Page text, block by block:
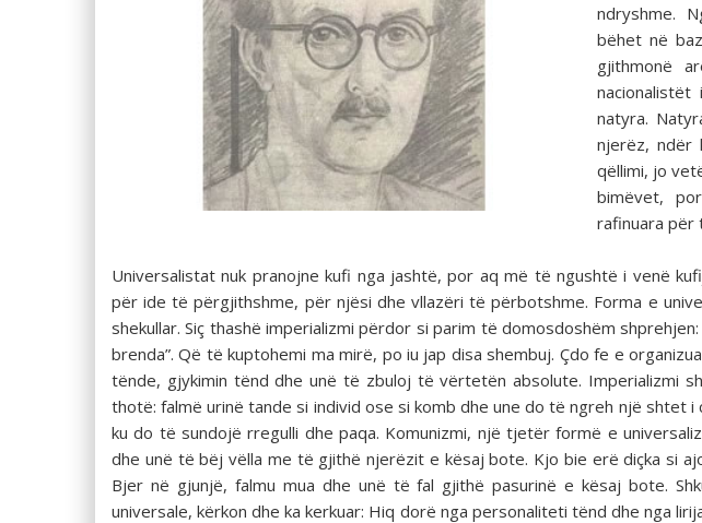
ndryshme.
bëhet në
gjithmonë
natyra.
njerëz, ndër
qëllimi, jo
bimëvet,
rafinuara për
Universalistat nuk pranojne kufi nga jashtë, por aq më të ngushtë i venë
për ide të përgjithshme, për njësi dhe vllazëri të përbotshme. Forma e
shekullar. Siç thashë imperializmi përdor si parim të domosdoshëm
brenda”. Që të kuptohemi ma mirë, po iu jap disa shembuj. Çdo fe e
tënde, gjykimin tënd dhe unë të zbuloj të vërtetën absolute. Imperializmi
thotë: falmë urinë tande si individ ose si komb dhe une do të ngreh një shtet
ku do të sundojë rregulli dhe paqa. Komunizmi, një tjetër formë e
dhe unë të bëj vëlla me të gjithë njerëzit e kësaj bote. Kjo bie erë diçka si
Bjer në gjunjë, falmu mua dhe unë të fal gjithë pasurinë e kësaj bote.
universale, kërkon dhe ka kerkuar: Hiq dorë nga personaliteti tënd dhe nga